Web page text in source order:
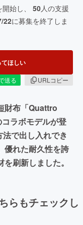
始し、 50人の支援
22に募集を終了しま
ほしい
送る
URLコピー
財布「Quattro
ラボモデルが登
で出し入れでき
優れた耐久性を誇
刷新しました。
らもチェックし